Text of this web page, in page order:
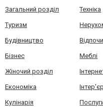
Загальний розділ Техніка
Туризм
Будівництво
Бізнес Меблі
Жіночий розділ
Економіка Інтер'єр
Кулінарія